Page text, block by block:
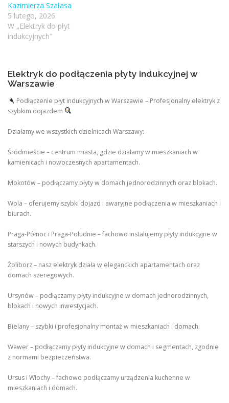
Kazimierza Szałasa
5 lutego, 2026
W „Elektryk do płyt
indukcyjnych"
Elektryk do podłączenia płyty indukcyjnej w
Warszawie
Podłączenie płyt indukcyjnych w Warszawie – Profesjonalny elektryk z
szybkim dojazdem
Działamy we wszystkich dzielnicach Warszawy:
Śródmieście – centrum miasta, gdzie działamy w mieszkaniach w
kamienicach i nowoczesnych apartamentach.
Mokotów – podłączamy płyty w domach jednorodzinnych oraz blokach.
Wola – oferujemy szybki dojazd i awaryjne podłączenia w mieszkaniach i
biurach.
Praga-Północ i Praga-Południe – fachowo instalujemy płyty indukcyjne w
starszych i nowych budynkach.
Żoliborz – nasz elektryk działa w eleganckich apartamentach oraz
domach szeregowych.
Ursynów – podłączamy płyty indukcyjne w domach jednorodzinnych,
blokach i nowych inwestycjach.
Bielany – szybki i profesjonalny montaż w mieszkaniach i domach.
Wawer – podłączamy płyty indukcyjne w domach i segmentach, zgodnie
z normami bezpieczeństwa.
Ursus i Włochy – fachowo podłączamy urządzenia kuchenne w
mieszkaniach i domach.